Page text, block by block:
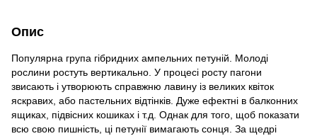
Опис
Популярна група гібридних ампельних петуній. Молоді
рослини ростуть вертикально. У процесі росту пагони
звисають і утворюють справжню лавину із великих квіток
яскравих, або пастельних відтінків. Дуже ефектні в балконних
ящиках, підвісних кошиках і т.д. Однак для того, щоб показати
всю свою пишність, ці петунії вимагають сонця. За щедрі